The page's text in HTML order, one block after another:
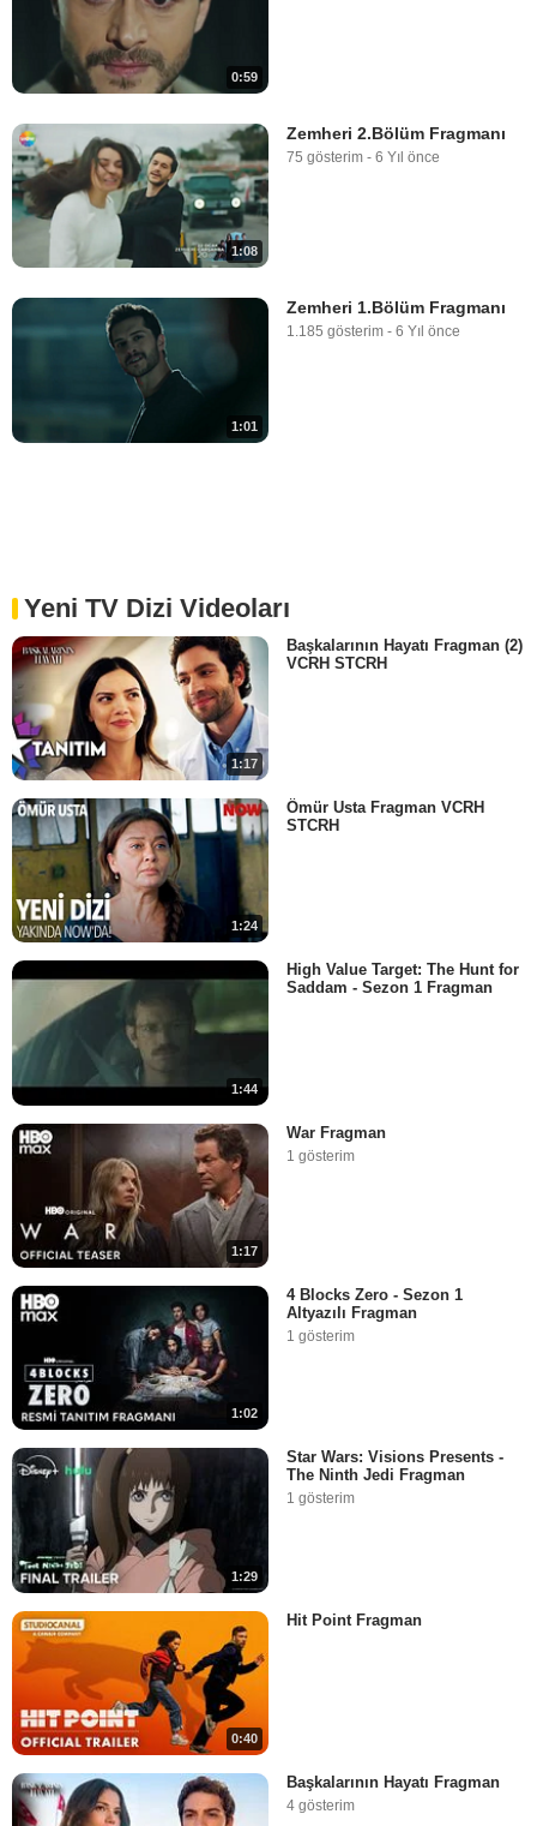
0:59
1:08
Zemheri 2.Bölüm Fragmanı
75 gösterim - 6 Yıl önce
1:01
Zemheri 1.Bölüm Fragmanı
1.185 gösterim - 6 Yıl önce
Yeni TV Dizi Videoları
1:17
Başkalarının Hayatı Fragman (2)
VCRH STCRH
1:24
Ömür Usta Fragman VCRH
STCRH
1:44
High Value Target: The Hunt for
Saddam - Sezon 1 Fragman
1:17
War Fragman
1 gösterim
1:02
4 Blocks Zero - Sezon 1
Altyazılı Fragman
1 gösterim
1:29
Star Wars: Visions Presents -
The Ninth Jedi Fragman
1 gösterim
0:40
Hit Point Fragman
Başkalarının Hayatı Fragman
4 gösterim